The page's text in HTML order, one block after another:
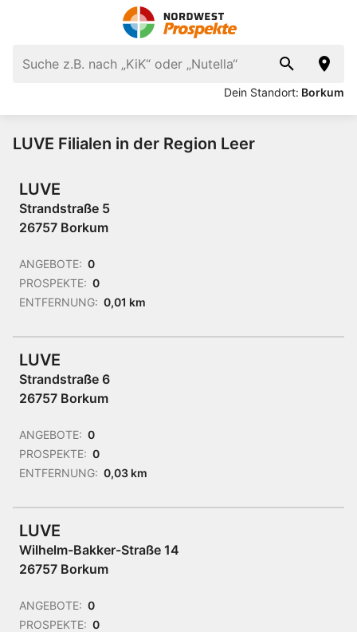
Dein Standort: Borkum
LUVE Filialen in der Region Leer
LUVE
Strandstraße 5
26757 Borkum
ANGEBOTE: 0
PROSPEKTE: 0
ENTFERNUNG: 0,01 km
LUVE
Strandstraße 6
26757 Borkum
ANGEBOTE: 0
PROSPEKTE: 0
ENTFERNUNG: 0,03 km
LUVE
Wilhelm-Bakker-Straße 14
26757 Borkum
ANGEBOTE: 0
PROSPEKTE: 0